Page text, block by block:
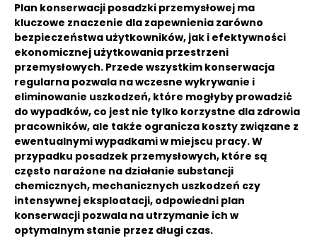
Plan konserwacji posadzki przemysłowej ma
kluczowe znaczenie dla zapewnienia zarówno
bezpieczeństwa użytkowników, jak i efektywności
ekonomicznej użytkowania przestrzeni
przemysłowych. Przede wszystkim konserwacja
regularna pozwala na wczesne wykrywanie i
eliminowanie uszkodzeń, które mogłyby prowadzić
do wypadków, co jest nie tylko korzystne dla zdrowia
pracowników, ale także ogranicza koszty związane z
ewentualnymi wypadkami w miejscu pracy. W
przypadku posadzek przemysłowych, które są
często narażone na działanie substancji
chemicznych, mechanicznych uszkodzeń czy
intensywnej eksploatacji, odpowiedni plan
konserwacji pozwala na utrzymanie ich w
optymalnym stanie przez długi czas.